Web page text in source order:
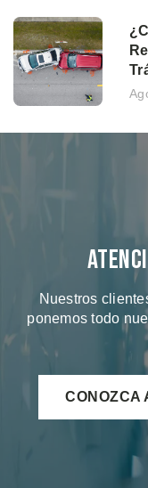
Nuestros
ponemos todo
CONOZCA